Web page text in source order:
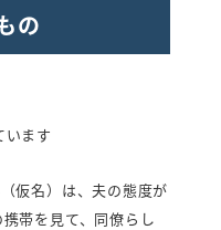
の
ます
仮名）は、夫の態度が
帯を見て、同僚らし